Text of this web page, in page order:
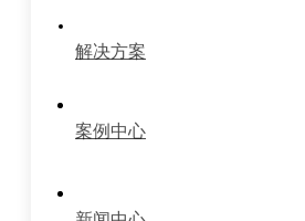
解决方案
案例中心